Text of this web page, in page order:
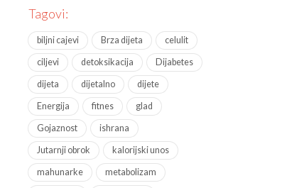
Tagovi:
biljni cajevi Brza dijeta celulit
ciljevi detoksikacija Dijabetes
dijeta dijetalno dijete
Energija fitnes glad
Gojaznost ishrana
Jutarnji obrok kalorijski unos
mahunarke metabolizam